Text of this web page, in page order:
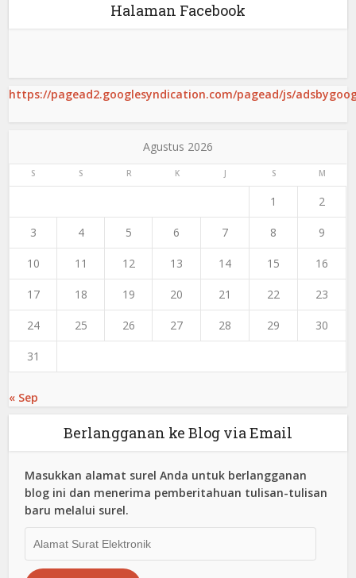
Halaman Facebook
https://pagead2.googlesyndication.com/pagead/js/
Agustus 2026
S S R K J S M
1 2
3 4 5 6 7 8 9
10 11 12 13 14 15 16
17 18 19 20 21 22 23
24 25 26 27 28 29 30
31
« Sep
Berlangganan ke Blog via Email
Masukkan alamat surel Anda untuk berlangganan
blog ini dan menerima pemberitahuan tulisan-tulisan
baru melalui surel.
Surat
Elektronik